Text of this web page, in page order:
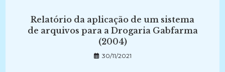
Relatório da aplicação de um sistema
de arquivos para a Drogaria Gabfarma
(2004)
30/11/2021